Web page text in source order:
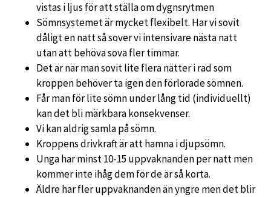
vistas i ljus för att ställa om dygnsrytmen
Sömnsystemet är mycket flexibelt. Har vi sovit
dåligt en natt så sover vi intensivare nästa natt
utan att behöva sova fler timmar.
Det är när man sovit lite flera nätter i rad som
kroppen behöver ta igen den förlorade sömnen.
Får man för lite sömn under lång tid (individuellt)
kan det bli märkbara konsekvenser.
Vi kan aldrig samla på sömn.
Kroppens drivkraft är att hamna i djupsömn.
Unga har minst 10-15 uppvaknanden per natt men
kommer inte ihåg dem för de är så korta.
Äldre har fler uppvaknanden än yngre men det blir